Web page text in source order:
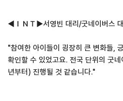
◀ＩＮＴ▶서영빈 대리/굿네이버스
"참여한 아이들이 굉장히 큰 변화들,
확인할 수 있었고요. 전국 단위의 굿
년부터) 진행될 것 같습니다."